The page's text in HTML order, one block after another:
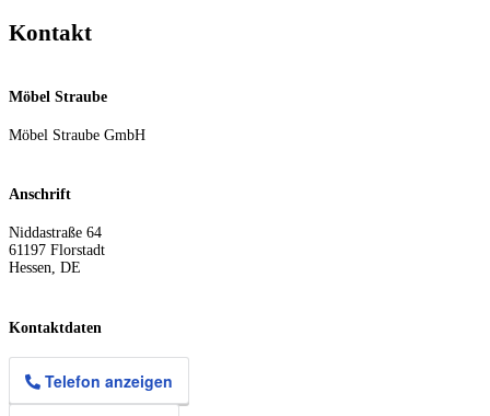
Kontakt
Möbel Straube
Möbel Straube GmbH
Anschrift
Niddastraße 64
61197 Florstadt
Hessen DE
Kontaktdaten
Telefon anzeigen